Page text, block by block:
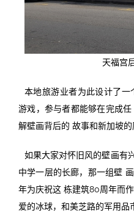
天福宫
本地旅游业者为此设计了一
游戏，参与者都能够在完成
解壁画背后的 故事和新加坡的
如果大家对怀旧风的壁画有
中学一层的长廊，那一组壁
年为庆祝这 栋建筑80周年而
爱的冰球，和美芝路的军用品